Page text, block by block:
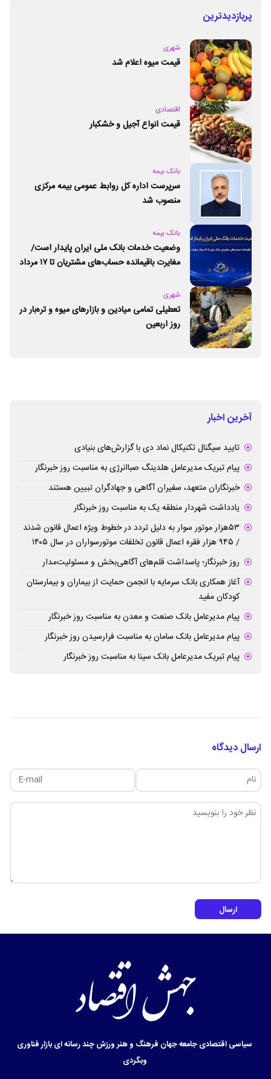
پربازدیدترین
شهری
قیمت میوه اعلام شد
اقتصادی
قیمت انواع آجیل و خشکبار
بانک بیمه
سرپرست اداره کل روابط عمومی بیمه مرکزی
منصوب شد
بانک بیمه
وضعیت خدمات بانک ملی ایران پایدار است/
مغایرت‌ باقیمانده حساب‌های مشتریان تا ۱۷ مرداد
شهری
تعطیلی تمامی میادین و بازارهای میوه و تره‌بار در
روز اربعین
آخرین اخبار
تایید سیگنال تکنیکال نماد دی با گزارش‌های بنیادی
پیام تبریک مدیرعامل هلدینگ صباانرژی به مناسبت روز خبرنگار
خبرنگاران متعهد، سفیران آگاهی و جهادگران تبیین هستند
یادداشت شهردار منطقه یک به مناسبت روز خبرنگار
۵۳هزار موتور سوار به دلیل تردد در خطوط ویژه اعمال قانون شدند
/ ۹۴۵ هزار فقره اعمال قانون تخلفات موتورسواران در سال ۱۴۰۵
روز خبرنگار؛ پاسداشت قلم‌های آگاهی‌بخش و مسئولیت‌مدار
آغاز همکاری بانک سرمایه با انجمن حمایت از بیماران و بیمارستان
کودکان مفید
پیام مدیرعامل بانک صنعت و معدن به مناسبت روز خبرنگار
پیام مدیرعامل بانک سامان به مناسبت فرارسیدن روز خبرنگار
پیام تبریک مدیرعامل بانک سینا به مناسبت روز خبرنگار
ارسال دیدگاه
ارسال
سیاسیاقتصادیجامعهجهان فرهنگ و هنرورزشچند رسانه ایبازارفناوری
وبگردی